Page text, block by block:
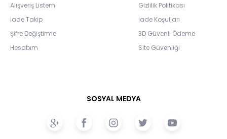
Alışveriş Listem
İade Takip
Şifre Değiştirme
Hesabım
Gizlilik Politikası
İade Koşulları
3D Güvenli Ödeme
Site Güvenliği
SOSYAL MEDYA